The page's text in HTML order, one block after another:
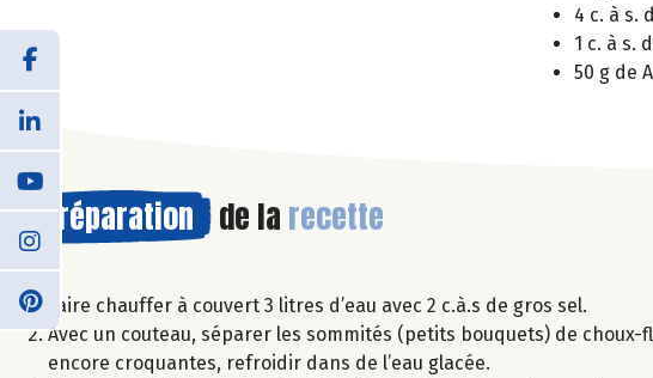
4 c. à s.
1 c. à s.
50 g de
Préparation de la recette
Faire chauffer à couvert 3 litres d’eau avec 2 c.à.s de gros sel.
Avec un couteau, séparer les sommités (petits bouquets) de
encore croquantes, refroidir dans de l’eau glacée.